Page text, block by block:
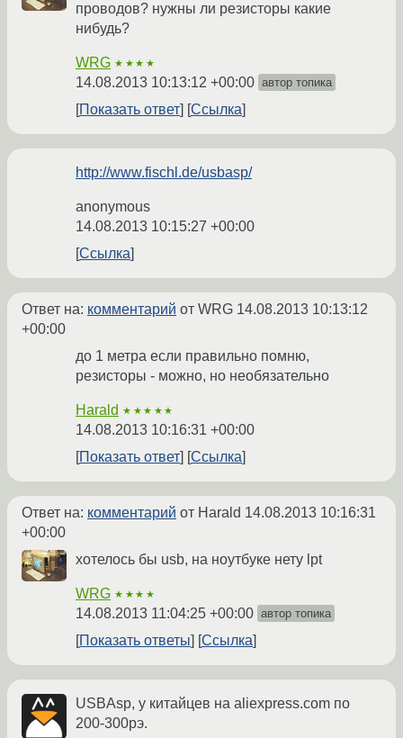
проводов? нужны ли резисторы какие
нибудь?
WRG ★★★★
14.08.2013 10:13:12 +00:00 автор топика
Показать ответ Ссылка
http://www.fischl.de/usbasp/
anonymous
14.08.2013 10:15:27 +00:00
Ссылка
Ответ на: комментарий от WRG 14.08.2013 10:13:12
+00:00
до 1 метра если правильно помню,
резисторы - можно, но необязательно
Harald ★★★★★
14.08.2013 10:16:31 +00:00
Показать ответ
Ссылка
Ответ на: комментарий от Harald 14.08.2013 10:16:31
+00:00
хотелось бы usb, на ноутбуке нету lpt
WRG ★★★★
14.08.2013 11:04:25 +00:00 автор топика
Показать ответы Ссылка
USBAsp, у китайцев на aliexpress.com по
200-300рэ.